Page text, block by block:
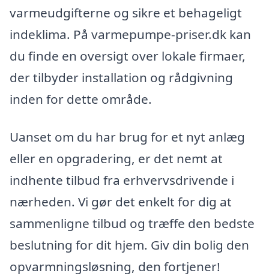
varmeudgifterne og sikre et behageligt
indeklima. På varmepumpe-priser.dk kan
du finde en oversigt over lokale firmaer,
der tilbyder installation og rådgivning
inden for dette område.
Uanset om du har brug for et nyt anlæg
eller en opgradering, er det nemt at
indhente tilbud fra erhvervsdrivende i
nærheden. Vi gør det enkelt for dig at
sammenligne tilbud og træffe den bedste
beslutning for dit hjem. Giv din bolig den
opvarmningsløsning, den fortjener!